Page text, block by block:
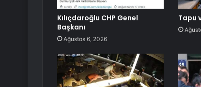
Kılıçdaroğlu CHP Genel
Başkanı
Ağustos 6, 2026
Tapu